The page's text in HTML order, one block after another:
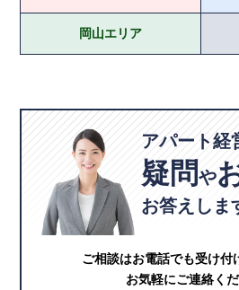
岡山エリア
アパート経
疑問や
お答えしま
ご相談はお電話でも受け付
お気軽にご連絡くだ